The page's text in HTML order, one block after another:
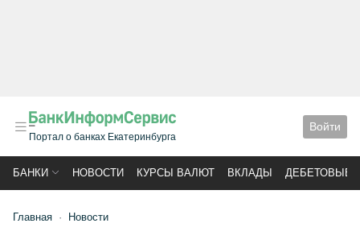
Портал о банках Екатеринбурга
Войти
БАНКИ НОВОСТИ КУРСЫ ВАЛЮТ ВКЛАДЫ ДЕБЕТОВЫЕ
Главная Новости